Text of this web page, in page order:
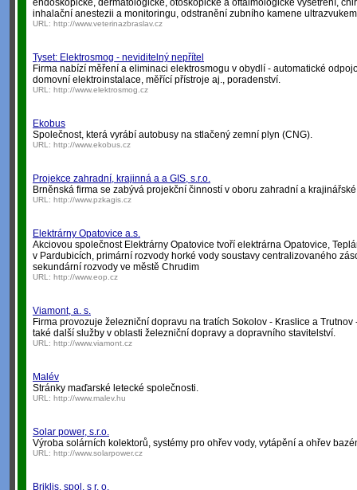
endoskopické, dermatologické, otoskopické a oftalmologické vyšetření,
inhalační anestezii a monitoringu, odstranění zubního kamene
URL: http://www.veterinazbraslav.cz
Tyset: Elektrosmog - neviditelný nepřítel
Firma nabízí měření a eliminaci elektrosmogu v obydlí - automatické
domovní elektroinstalace, měřící přístroje aj., poradenství.
URL: http://www.elektrosmog.cz
Ekobus
Společnost, která vyrábí autobusy na stlačený zemní plyn (CNG).
URL: http://www.ekobus.cz
Projekce zahradní, krajinná a a GIS, s.r.o.
Brněnská firma se zabývá projekční činností v oboru zahradní a krajinářské
URL: http://www.pzkagis.cz
Elektrárny Opatovice a.s.
Akciovou společnost Elektrárny Opatovice tvoří elektrárna Opatovice,
v Pardubicích, primární rozvody horké vody soustavy centralizovaného
sekundární rozvody ve městě Chrudim
URL: http://www.eop.cz
Viamont, a. s.
Firma provozuje železniční dopravu na tratích Sokolov - Kraslice a
také další služby v oblasti železniční dopravy a dopravního stavitelství.
URL: http://www.viamont.cz
Malév
Stránky maďarské letecké společnosti.
URL: http://www.malev.hu
Solar power, s.r.o.
Výroba solárních kolektorů, systémy pro ohřev vody, vytápění a ohřev
URL: http://www.solarpower.cz
Briklis, spol. s r. o.